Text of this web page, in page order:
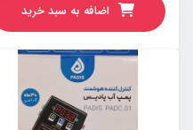
اضافه به سبد خرید